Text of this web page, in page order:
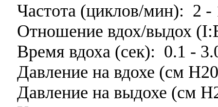
Частота (циклов/мин): 2 -
Отношение вдох/выдох
Время вдоха (cек): 0.1 -
Давление на вдохе (см
Давление на выдохе (см